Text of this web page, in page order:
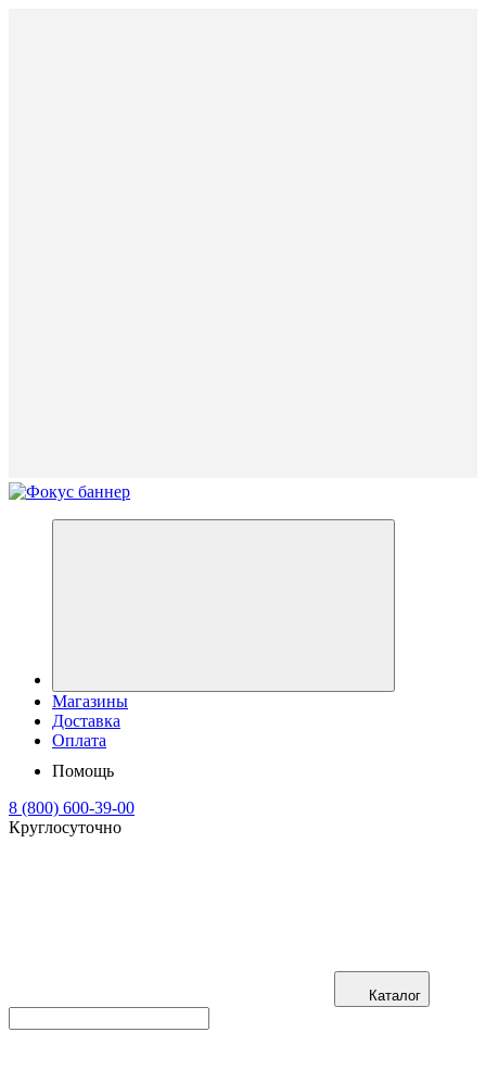
Магазины
Доставка
Оплата
Помощь
8 (800) 600-39-00
Круглосуточно
Каталог